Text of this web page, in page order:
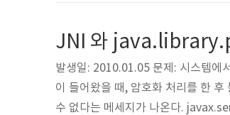
JNI 와
발생일: 2010.01.05 문제: 시스템에
이 들어왔을 때, 암호화 처리를 한
수 없다는 메세지가 나온다.